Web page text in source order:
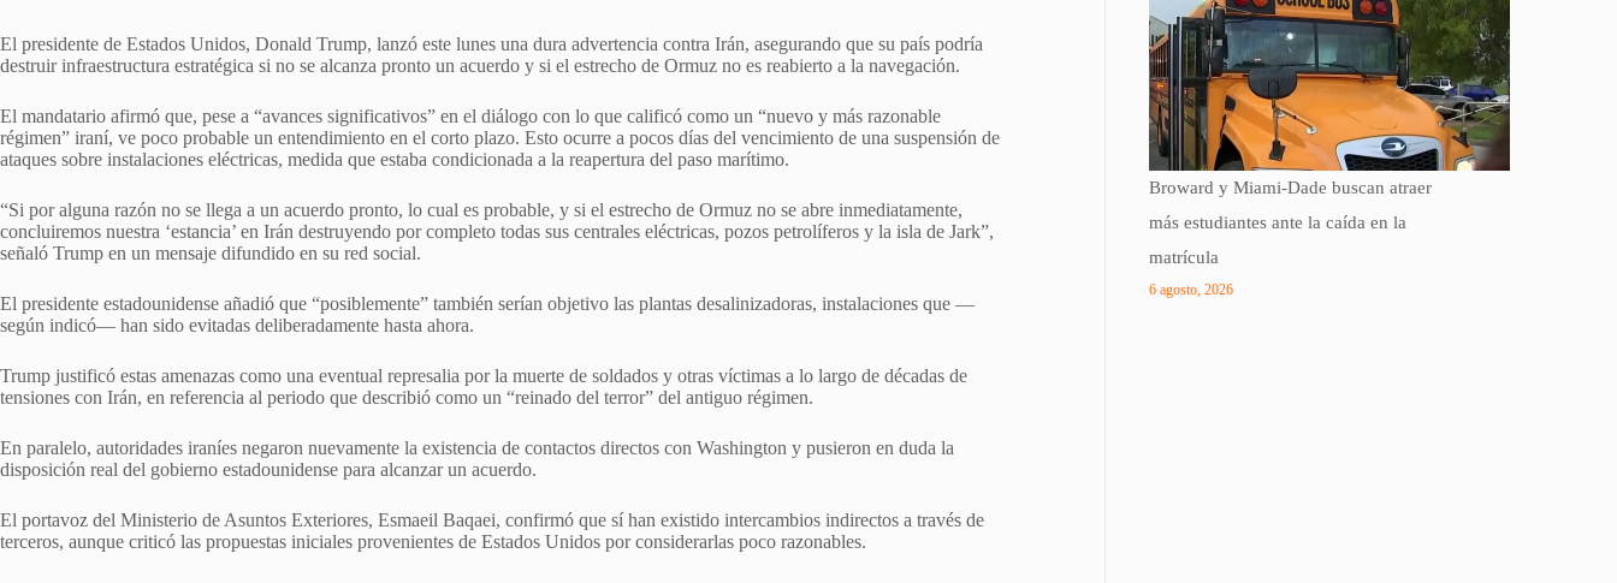
El presidente de Estados Unidos, Donald Trump, lanzó este lunes una dura advertencia contra Irán, asegurando que su país podría
destruir infraestructura estratégica si no se alcanza pronto un acuerdo y si el estrecho de Ormuz no es reabierto a la navegación.
El mandatario afirmó que, pese a “avances significativos” en el diálogo con lo que calificó como un “nuevo y más razonable
régimen” iraní, ve poco probable un entendimiento en el corto plazo. Esto ocurre a pocos días del vencimiento de una suspensión de
ataques sobre instalaciones eléctricas, medida que estaba condicionada a la reapertura del paso marítimo.
“Si por alguna razón no se llega a un acuerdo pronto, lo cual es probable, y si el estrecho de Ormuz no se abre inmediatamente,
concluiremos nuestra ‘estancia’ en Irán destruyendo por completo todas sus centrales eléctricas, pozos petrolíferos y la isla de Jark”,
señaló Trump en un mensaje difundido en su red social.
El presidente estadounidense añadió que “posiblemente” también serían objetivo las plantas desalinizadoras, instalaciones que —
según indicó— han sido evitadas deliberadamente hasta ahora.
Trump justificó estas amenazas como una eventual represalia por la muerte de soldados y otras víctimas a lo largo de décadas de
tensiones con Irán, en referencia al periodo que describió como un “reinado del terror” del antiguo régimen.
En paralelo, autoridades iraníes negaron nuevamente la existencia de contactos directos con Washington y pusieron en duda la
disposición real del gobierno estadounidense para alcanzar un acuerdo.
El portavoz del Ministerio de Asuntos Exteriores, Esmaeil Baqaei, confirmó que sí han existido intercambios indirectos a través de
terceros, aunque criticó las propuestas iniciales provenientes de Estados Unidos por considerarlas poco razonables.
Broward y Miami-Dade buscan atraer
más estudiantes ante la caída en la
matrícula
6 agosto, 2026